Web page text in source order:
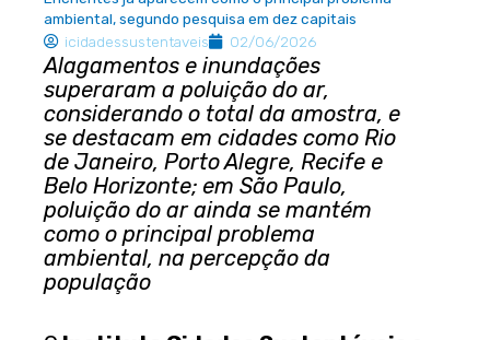
ambiental, segundo pesquisa em dez capitais
icidadessustentaveis
02/06/2026
Alagamentos e inundações
superaram a poluição do ar,
considerando o total da amostra, e
se destacam em cidades como Rio
de Janeiro, Porto Alegre, Recife e
Belo Horizonte; em São Paulo,
poluição do ar ainda se mantém
como o principal problema
ambiental, na percepção da
população